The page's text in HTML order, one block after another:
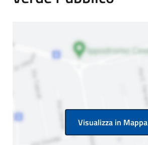
Visualizza in Mappa